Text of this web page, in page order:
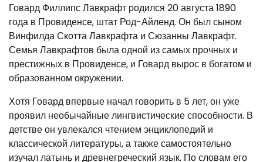
Говард Филлипс Лавкрафт родился 20 августа 1890
года в Провиденсе, штат Род-Айленд. Он был сыном
Винфилда Скотта Лавкрафта и Сюзанны Лавкрафт.
Семья Лавкрафтов была одной из самых прочных и
престижных в Провиденсе, и Говард вырос в богатом и
образованном окружении.
Хотя Говард впервые начал говорить в 5 лет, он уже
проявил необычайные лингвистические способности. В
детстве он увлекался чтением энциклопедий и
классической литературы, а также самостоятельно
изучал латынь и древнегреческий язык. По словам его